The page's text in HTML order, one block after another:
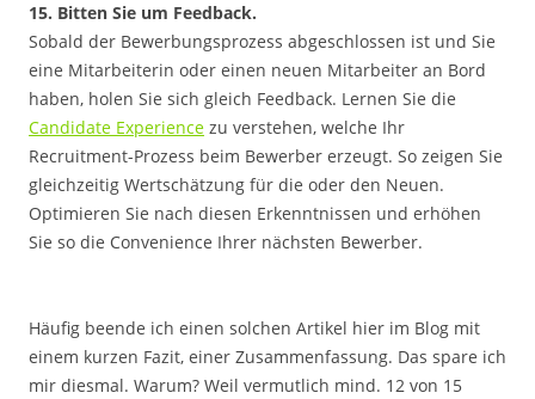
15. Bitten Sie um Feedback.
Sobald der Bewerbungsprozess abgeschlossen ist und Sie
eine Mitarbeiterin oder einen neuen Mitarbeiter an Bord
haben, holen Sie sich gleich Feedback. Lernen Sie die
Candidate Experience zu verstehen, welche Ihr
Recruitment-Prozess beim Bewerber erzeugt. So zeigen Sie
gleichzeitig Wertschätzung für die oder den Neuen.
Optimieren Sie nach diesen Erkenntnissen und erhöhen
Sie so die Convenience Ihrer nächsten Bewerber.
Häufig beende ich einen solchen Artikel hier im Blog mit
einem kurzen Fazit, einer Zusammenfassung. Das spare ich
mir diesmal. Warum? Weil vermutlich mind. 12 von 15